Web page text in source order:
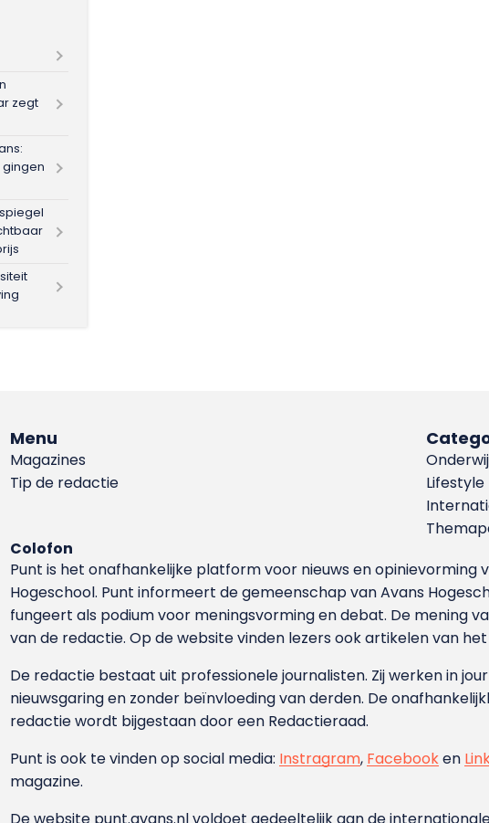
zegt
Menu
Magazines
Tip de redactie
Lifestyle
Colofon
Punt is het onafhankelijke platform voor nieuws en
Hoge­school. Punt informeert de gemeenschap van Avans
fungeert als podium voor meningsvorming en debat. De mening
van de redactie. Op de website vinden lezers ook artikelen van
De redactie bestaat uit professionele journalisten. Zij werken in
nieuwsgaring en zonder beïnvloeding van derden. De
redactie wordt bijgestaan door een Redactieraad.
Punt is ook te vinden op social media: Instragram, Facebooken
magazine.
De website punt.avans.nl voldoet gedeeltelijk aan de